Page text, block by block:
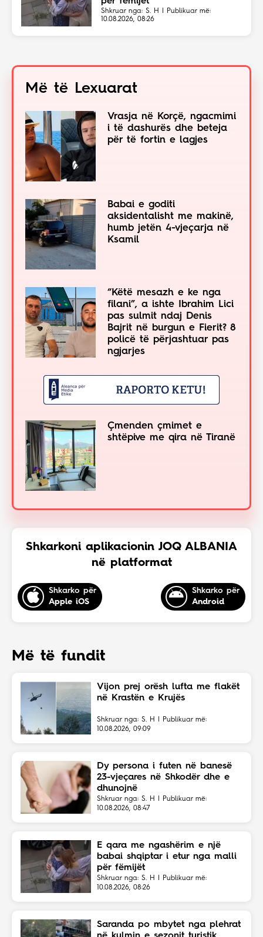
Shkruar nga: S. H | Publikuar më:
10.08.2026, 08:26
Më të Lexuarat
Vrasja në Korçë, ngacmimi
i të dashurës dhe beteja
për të fortin e lagjes
Babai e goditi
aksidentalisht me makinë,
humb jetën 4-vjeçarja në
Ksamil
“Këtë mesazh e ke nga
filani”, a ishte Ibrahim Lici
pas sulmit ndaj Denis
Bajrit në burgun e Fierit? 8
policë të përjashtuar pas
ngjarjes
Çmenden çmimet e
shtëpive me qira në Tiranë
Shkarkoni aplikacionin JOQ ALBANIA
në platformat
Shkarko për
Apple iOS
Shkarko për
Android
Më të fundit
Vijon prej orësh lufta me flakët
në Krastën e Krujës
Shkruar nga: S. H | Publikuar më:
10.08.2026, 09:09
Dy persona i futen në banesë
23-vjeçares në Shkodër dhe e
dhunojnë
Shkruar nga: S. H | Publikuar më:
10.08.2026, 08:47
E qara me ngashërim e një
babai shqiptar i etur nga malli
për fëmijët
Shkruar nga: S. H | Publikuar më:
10.08.2026, 08:26
Saranda po mbytet nga plehrat